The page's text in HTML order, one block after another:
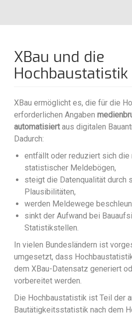
Inhalt
XBau und die
Hochbaustatistik
XBau ermöglicht es, die für die
erforderlichen Angaben
automatisiertaus digitalen
Dadurch:
entfällt oder reduziert sich die
statistischer Meldebögen,
steigt die Datenqualität durch
Plausibilitäten,
werden Meldewege
sinkt der Aufwand bei
Statistikstellen.
In vielen Bundesländern ist
umgesetzt, dass
dem XBau-Datensatz generiert
vorbereitet werden.
Die Hochbaustatistik ist Teil der
Bautätigkeitsstatistik nach dem